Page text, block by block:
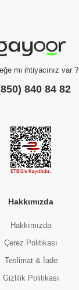
mi ihtiyacınız var ?
840 84 82
Hakkımızda
Hakkımızda
Çerez Politikası
Teslimat & İade
Gizlilik Politikası